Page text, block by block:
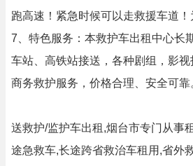
跑高速！紧急时候可以走救援车道
7、特色服务：本救护车出租中心长
车站、高铁站接送，各种剧组，影
商务救护服务，价格合理、安全可靠
送救护/监护车出租,烟台市专门从事
途急救车,长途跨省救治车租用,省外